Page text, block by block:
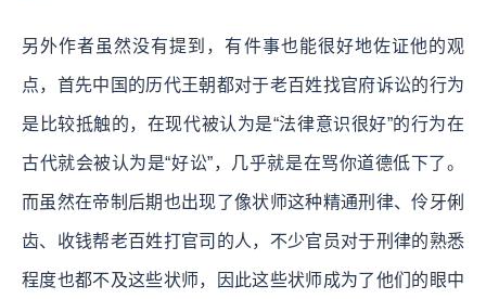
另外作者虽然没有提到，有件事也能很好地佐证他的观
点，首先中国的历代王朝都对于老百姓找官府诉讼的行为
是比较抵触的，在现代被认为是“法律意识很好”的行为在
古代就会被认为是“好讼”，几乎就是在骂你道德低下了。
而虽然在帝制后期也出现了像状师这种精通刑律、伶牙俐
齿、收钱帮老百姓打官司的人，不少官员对于刑律的熟悉
程度也都不及这些状师，因此这些状师成为了他们的眼中